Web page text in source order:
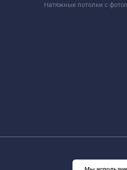
Натяжные потолки с